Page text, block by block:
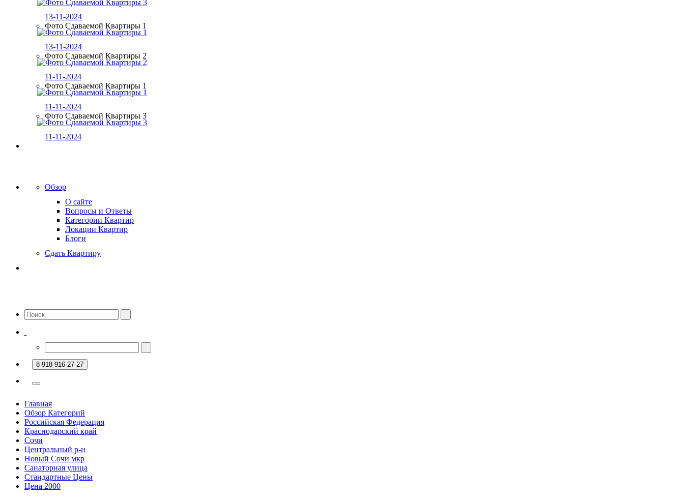
13-11-2024
Фото Сдаваемой Квартиры 1
13-11-2024
Фото Сдаваемой Квартиры 2
11-11-2024
Фото Сдаваемой Квартиры 1
11-11-2024
Фото Сдаваемой Квартиры 3
11-11-2024
Обзор
О сайте
Вопросы и Ответы
Категории Квартир
Локации Квартир
Блоги
Сдать Квартиру
8-918-916-27-27
Главная
Обзор Категорий
Российская Федерация
Краснодарский край
Сочи
Центральный р-н
Новый Сочи мкр
Санаторная улица
Стандартные Цены
Цена 2000